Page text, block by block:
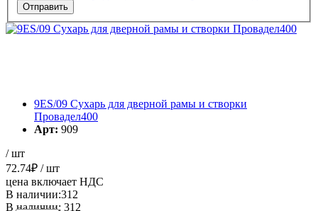
9ES/09 Сухарь для дверной рамы и створки
Провадел400
Арт: 909
/ шт
72.74₽ / шт
цена включает НДС
В наличии:312
В наличии: 312